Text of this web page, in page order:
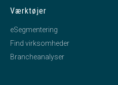
Værktøjer
eSegmentering
Find virksomheder
Brancheanalyser